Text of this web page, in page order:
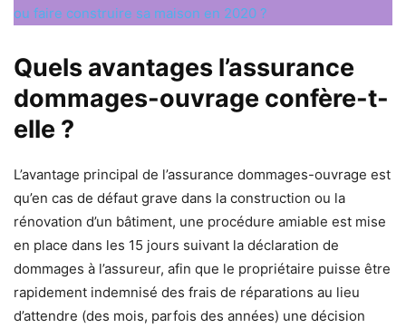
ou faire construire sa maison en 2020 ?
Quels avantages l’assurance
dommages-ouvrage confère-t-
elle ?
L’avantage principal de l’assurance dommages-ouvrage est
qu’en cas de défaut grave dans la construction ou la
rénovation d’un bâtiment, une procédure amiable est mise
en place dans les 15 jours suivant la déclaration de
dommages à l’assureur, afin que le propriétaire puisse être
rapidement indemnisé des frais de réparations au lieu
d’attendre (des mois, parfois des années) une décision